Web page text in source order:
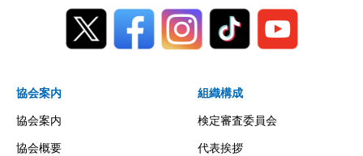
協会案内
協会案内
協会概要
組織構成
検定審査委員会
代表挨拶